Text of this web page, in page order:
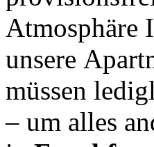
Atmosphäre
unsere
müssen
– um alles